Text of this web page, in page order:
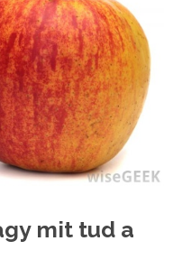
mit tud a